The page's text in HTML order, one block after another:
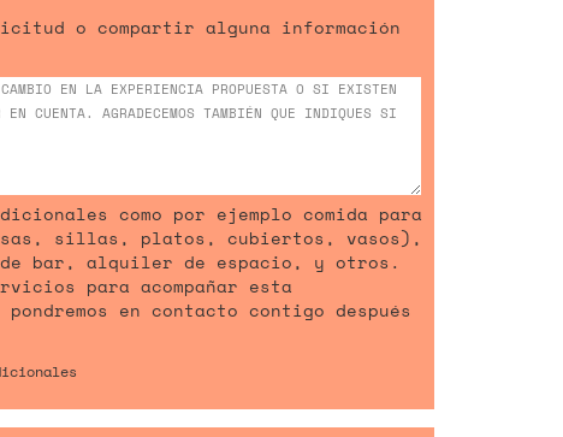
o compartir alguna información
como por ejemplo comida para
sillas, platos, cubiertos, vasos),
bar, alquiler de espacio, y otros.
para acompañar esta
en contacto contigo después